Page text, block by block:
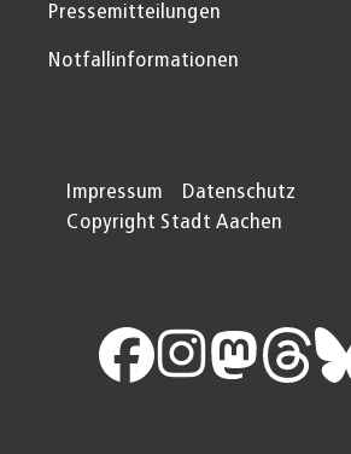
Pressemitteilungen
Notfallinformationen
Impressum
Datenschutz
Copyright Stadt Aachen